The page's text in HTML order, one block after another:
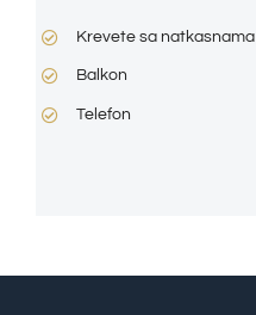
Krevete sa natkasnama
Balkon
Telefon